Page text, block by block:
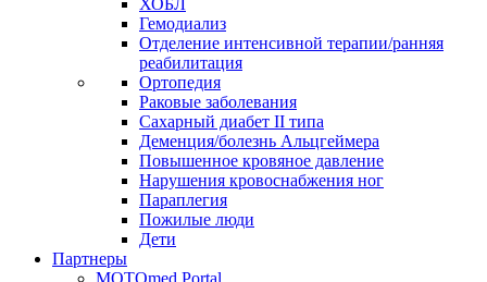
ХОБЛ
Гемодиализ
Отделение интенсивной терапии/ранняя
реабилитация
Ортопедия
Раковые заболевания
Сахарный диабет II типа
Деменция/болезнь Альцгеймера
Повышенное кровяное давление
Нарушения кровоснабжения ног
Параплегия
Пожилые люди
Дети
Партнеры
MOTOmed Portal